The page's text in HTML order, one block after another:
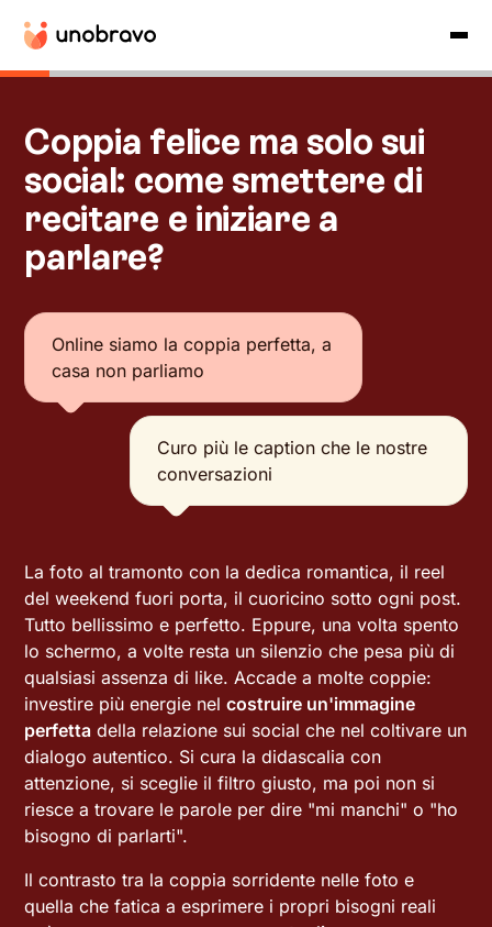
Coppia felice ma solo sui
social: come smettere di
recitare e iniziare a
parlare?
Online siamo la coppia perfetta, a
casa non parliamo
Curo più le caption che le nostre
conversazioni
La foto al tramonto con la dedica romantica, il reel
del weekend fuori porta, il cuoricino sotto ogni post.
Tutto bellissimo e perfetto. Eppure, una volta spento
lo schermo, a volte resta un silenzio che pesa più di
qualsiasi assenza di like. Accade a molte coppie:
investire più energie nelcostruire un'immagine
perfetta della relazione sui social che nel coltivare un
dialogo autentico. Si cura la didascalia con
attenzione, si sceglie il filtro giusto, ma poi non si
riesce a trovare le parole per dire "mi manchi" o "ho
bisogno di parlarti".
Il contrasto tra la coppia sorridente nelle foto e
quella che fatica a esprimere i propri bisogni reali